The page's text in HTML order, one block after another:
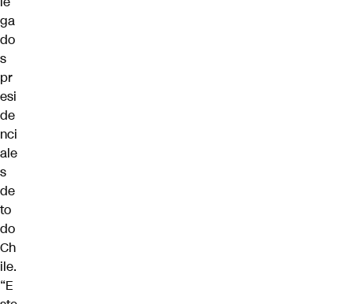
ga
do
s
pr
esi
de
nci
ale
s
de
to
do
Ch
ile.
“E